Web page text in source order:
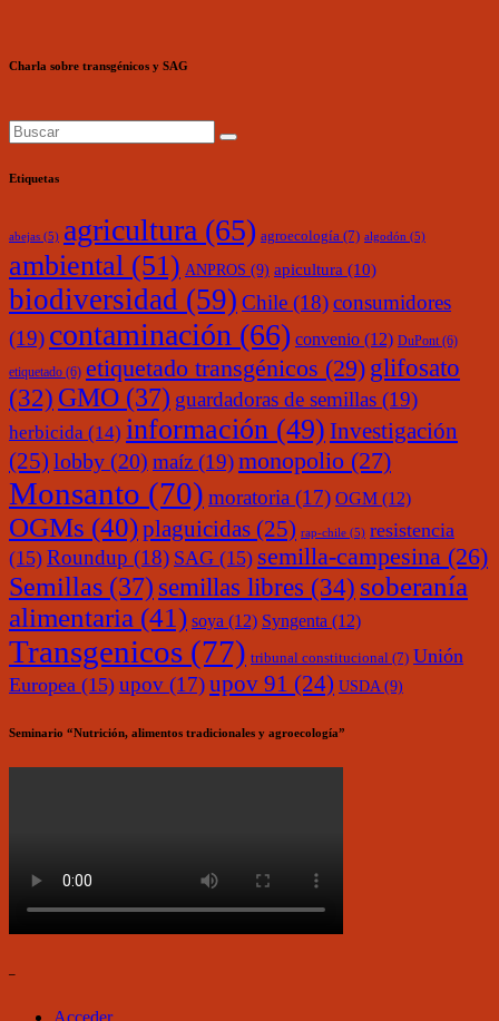
Charla sobre transgénicos y SAG
Etiquetas
abejas (5) agricultura (65) agroecología (7) algodón (5)
ambiental (51) ANPROS (9) apicultura (10)
biodiversidad (59) Chile (18)consumidores
(19) contaminación (66) convenio (12) DuPont (6)
etiquetado (6) etiquetado transgénicos (29) glifosato
(32) GMO (37) guardadoras de semillas (19)
herbicida (14) información (49) Investigación
(25) lobby (20) maíz (19)monopolio (27)
Monsanto (70) moratoria (17) OGM (12)
OGMs (40)plaguicidas (25) rap-chile (5) resistencia
(15) Roundup (18) SAG (15) semilla-campesina (26)
Semillas (37) semillas libres (34) soberanía
alimentaria (41) soya (12) Syngenta (12)
Transgenicos (77) tribunal constitucional (7) Unión
Europea (15) upov (17)upov 91 (24) USDA (9)
Seminario “Nutrición, alimentos tradicionales y agroecología”
–
Acceder